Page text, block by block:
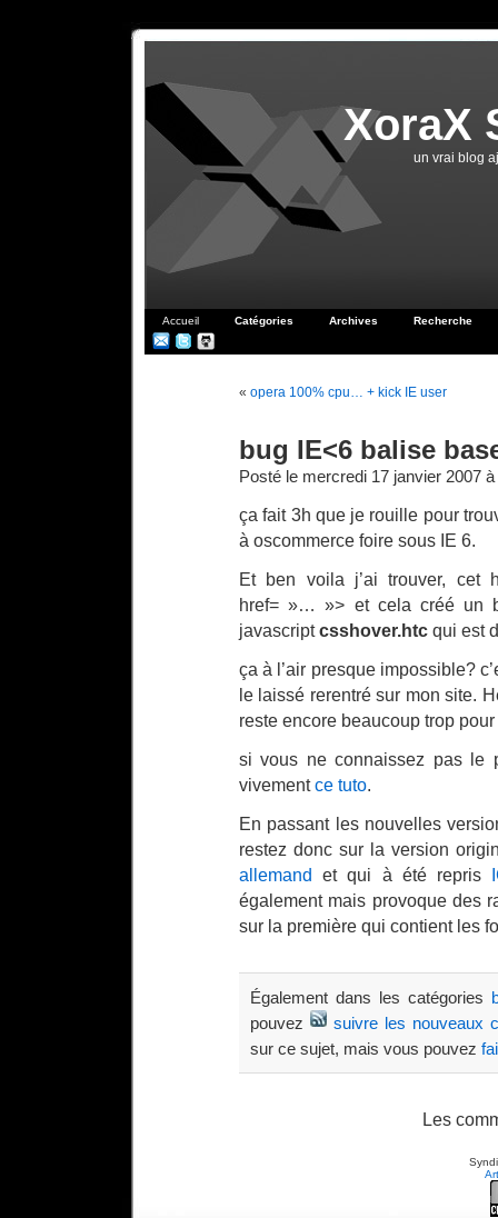
XoraX
un vrai blog
Accueil Catégories Archives Recherche
« opera 100% cpu… + kick IE user
bug IE<6 balise
Posté le mercredi 17 janvier 2007
ça fait 3h que je rouille pour
à oscommerce foire sous IE 6.
Et ben voila j’ai trouver, cet
href= »… »> et cela créé un
javascriptcsshover.htc qui est
ça à l’air presque impossible?
le laissé rerentré sur mon site.
reste encore beaucoup trop
si vous ne connaissez pas le
vivementce tuto.
En passant les nouvelles
restez donc sur la version
allemand et qui à été repris
également mais provoque des
sur la première qui contient les
Également dans les catégories
pouvez
suivre les nouveaux
sur ce sujet, mais vous pouvez
Les